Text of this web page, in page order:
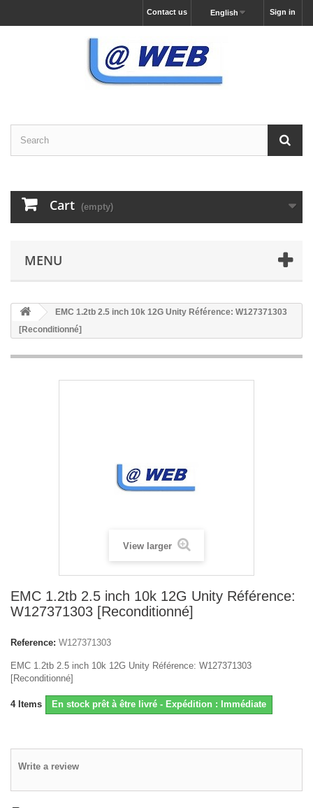
Sign in
English
Contact us
Cart (empty)
MENU
EMC 1.2tb 2.5 inch 10k 12G Unity Référence: W127371303
[Reconditionné]
View larger
EMC 1.2tb 2.5 inch 10k 12G Unity Référence:
W127371303 [Reconditionné]
Reference: W127371303
EMC 1.2tb 2.5 inch 10k 12G Unity Référence: W127371303
[Reconditionné]
4 Items En stock prêt à être livré - Expédition : Immédiate
Write a review